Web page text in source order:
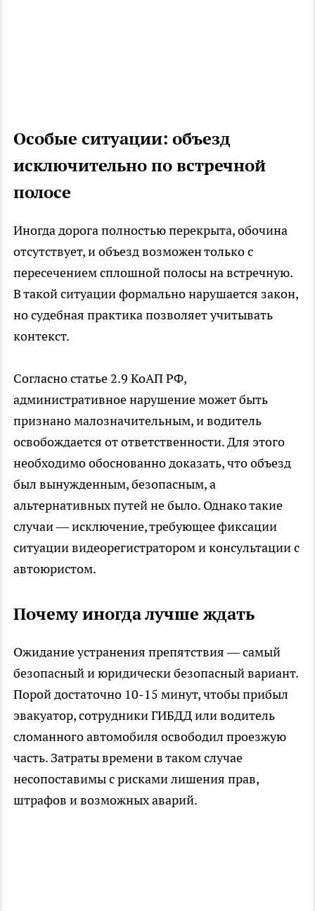
Особые ситуации: объезд
исключительно по встречной
полосе
Иногда дорога полностью перекрыта, обочина
отсутствует, и объезд возможен только с
пересечением сплошной полосы на встречную.
В такой ситуации формально нарушается закон,
но судебная практика позволяет учитывать
контекст.
Согласно статье 2.9 КоАП РФ,
административное нарушение может быть
признано малозначительным, и водитель
освобождается от ответственности. Для этого
необходимо обоснованно доказать, что объезд
был вынужденным, безопасным, а
альтернативных путей не было. Однако такие
случаи — исключение, требующее фиксации
ситуации видеорегистратором и консультации с
автоюристом.
Почему иногда лучше ждать
Ожидание устранения препятствия — самый
безопасный и юридически безопасный вариант.
Порой достаточно 10-15 минут, чтобы прибыл
эвакуатор, сотрудники ГИБДД или водитель
сломанного автомобиля освободил проезжую
часть. Затраты времени в таком случае
несопоставимы с рисками лишения прав,
штрафов и возможных аварий.